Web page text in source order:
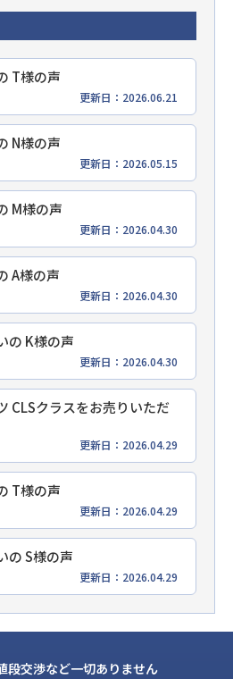
T様の声
更新日：2026.06.21
N様の声
更新日：2026.05.15
M様の声
更新日：2026.04.30
A様の声
更新日：2026.04.30
の K様の声
更新日：2026.04.30
CLSクラスをお売りいただ
更新日：2026.04.29
T様の声
更新日：2026.04.29
の S様の声
更新日：2026.04.29
段交渉など一切ありません